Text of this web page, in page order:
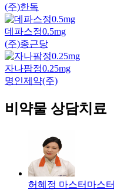
(주)한독
데파스정0.5mg
(주)종근당
자나팜정0.25mg
명인제약(주)
비약물 상담치료
허혜정 마스터 마스터